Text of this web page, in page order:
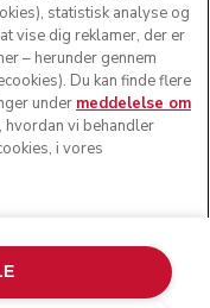
er varemærker i
statistisk analyse og
vise dig reklamer, der er
– herunder gennem
Du kan finde flere
under meddelelse om
hvordan vi behandler
i vores